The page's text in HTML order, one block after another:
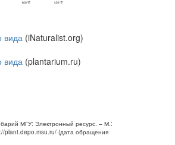
вида (iNaturalist.org)
вида (plantarium.ru)
МГУ: Электронный ресурс. – М.:
plant.depo.msu.ru/ (дата обращения